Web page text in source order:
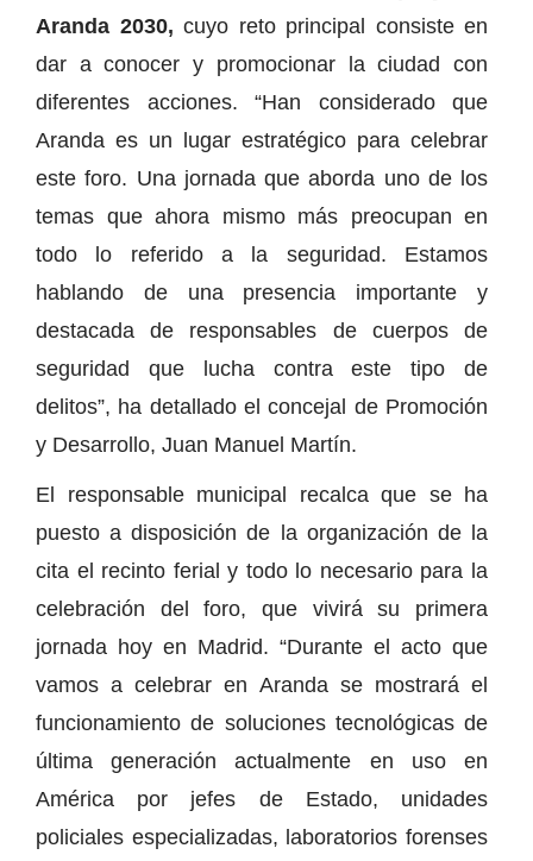
Aranda 2030, cuyo reto principal consiste en
dar a conocer y promocionar la ciudad con
diferentes acciones. “Han considerado que
Aranda es un lugar estratégico para celebrar
este foro. Una jornada que aborda uno de los
temas que ahora mismo más preocupan en
todo lo referido a la seguridad. Estamos
hablando de una presencia importante y
destacada de responsables de cuerpos de
seguridad que lucha contra este tipo de
delitos”, ha detallado el concejal de Promoción
y Desarrollo, Juan Manuel Martín.
El responsable municipal recalca que se ha
puesto a disposición de la organización de la
cita el recinto ferial y todo lo necesario para la
celebración del foro, que vivirá su primera
jornada hoy en Madrid. “Durante el acto que
vamos a celebrar en Aranda se mostrará el
funcionamiento de soluciones tecnológicas de
última generación actualmente en uso en
América por jefes de Estado, unidades
policiales especializadas, laboratorios forenses